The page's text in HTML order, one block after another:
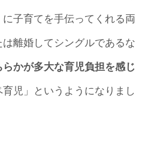
子育てを手伝ってくれる両
離婚してシングルであるな
らかが多大な育児負担を感じ
育児」というようになりまし